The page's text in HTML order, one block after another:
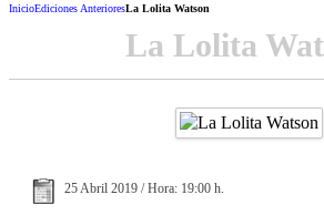
InicioEdiciones AnterioresLa Lolita Watson
La Lolita
25 Abril 2019 / Hora: 19:00 h.